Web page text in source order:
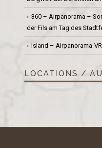
360 – Airpanorama –
der Fils am Tag des
Island – Airpanorama-
LOCATIONS /